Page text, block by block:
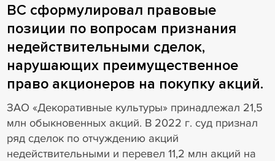
ВС сформулировал правовые
позиции по вопросам признания
недействительными сделок,
нарушающих преимущественное
право акционеров на покупку акций.
ЗАО «Декоративные культуры» принадлежал 21,5
млн обыкновенных акций. В 2022 г. суд признал
ряд сделок по отчуждению акций
недействительными и перевел 11,2 млн акций на